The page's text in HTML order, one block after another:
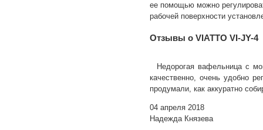
ее помощью можно
рабочей поверхности
Отзывы о VIATTO VI-JY-4
Недорогая вафельница с
качественно, очень удобно
продумали, как аккуратно
04 апреля 2018
Надежда Князева